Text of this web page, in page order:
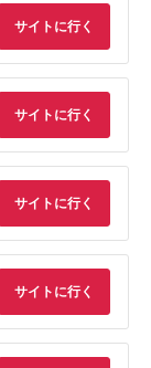
サイトに行く
サイトに行く
サイトに行く
サイトに行く